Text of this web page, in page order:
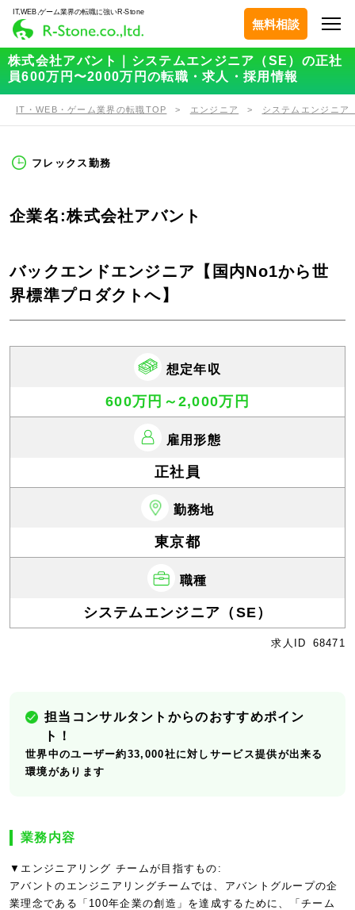
IT,WEB,ゲーム業界の転職に強いR-Stone
無料相談
株式会社アバント｜システムエンジニア（SE）の正社
員600万円〜2000万円の転職・求人・採用情報
IT・WEB・ゲーム業界の転職TOP エンジニア システムエンジニア
フレックス勤務
企業名:株式会社アバント
バックエンドエンジニア【国内No1から世
界標準プロダクトへ】
想定年収
600万円～2,000万円
雇用形態
正社員
勤務地
東京都
職種
システムエンジニア（SE）
求人ID 68471
担当コンサルタントからのおすすめポイン
ト！
世界中のユーザー約33,000社に対しサービス提供が出来る
環境があります
業務内容
▼エンジニアリング チームが目指すもの:
アバントのエンジニアリングチームでは、アバントグループの企
業理念である「100年企業の創造」を達成するために、「チーム